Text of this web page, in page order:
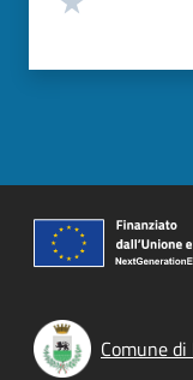
Comune di